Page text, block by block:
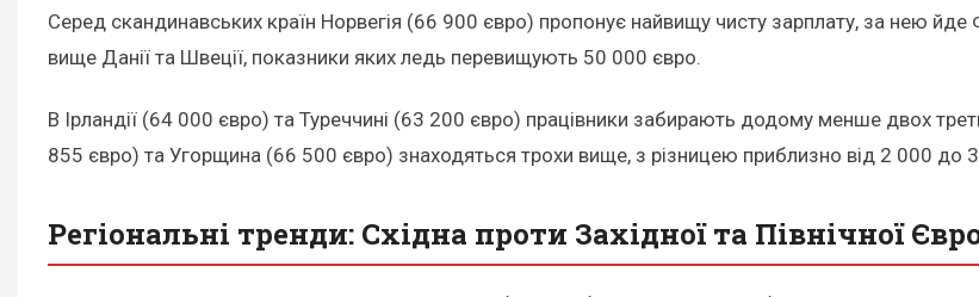
Серед скандинавських країн Норвегія (66 900 євро) пропонує найвищу чисту зарплату, за нею
вище Данії та Швеції, показники яких ледь перевищують 50 000 євро.
В Ірландії (64 000 євро) та Туреччині (63 200 євро) працівники забирають додому менше двох
855 євро) та Угорщина (66 500 євро) знаходяться трохи вище, з різницею приблизно від 2 000 до
Регіональні тренди: Східна проти Західної та Північної